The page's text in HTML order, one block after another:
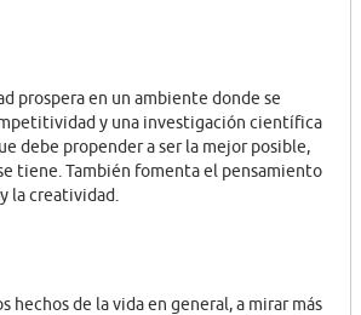
prospera en un ambiente donde se
y una investigación científica
debe propender a ser la mejor posible,
tiene. También fomenta el pensamiento
la creatividad.
hechos de la vida en general, a mirar más